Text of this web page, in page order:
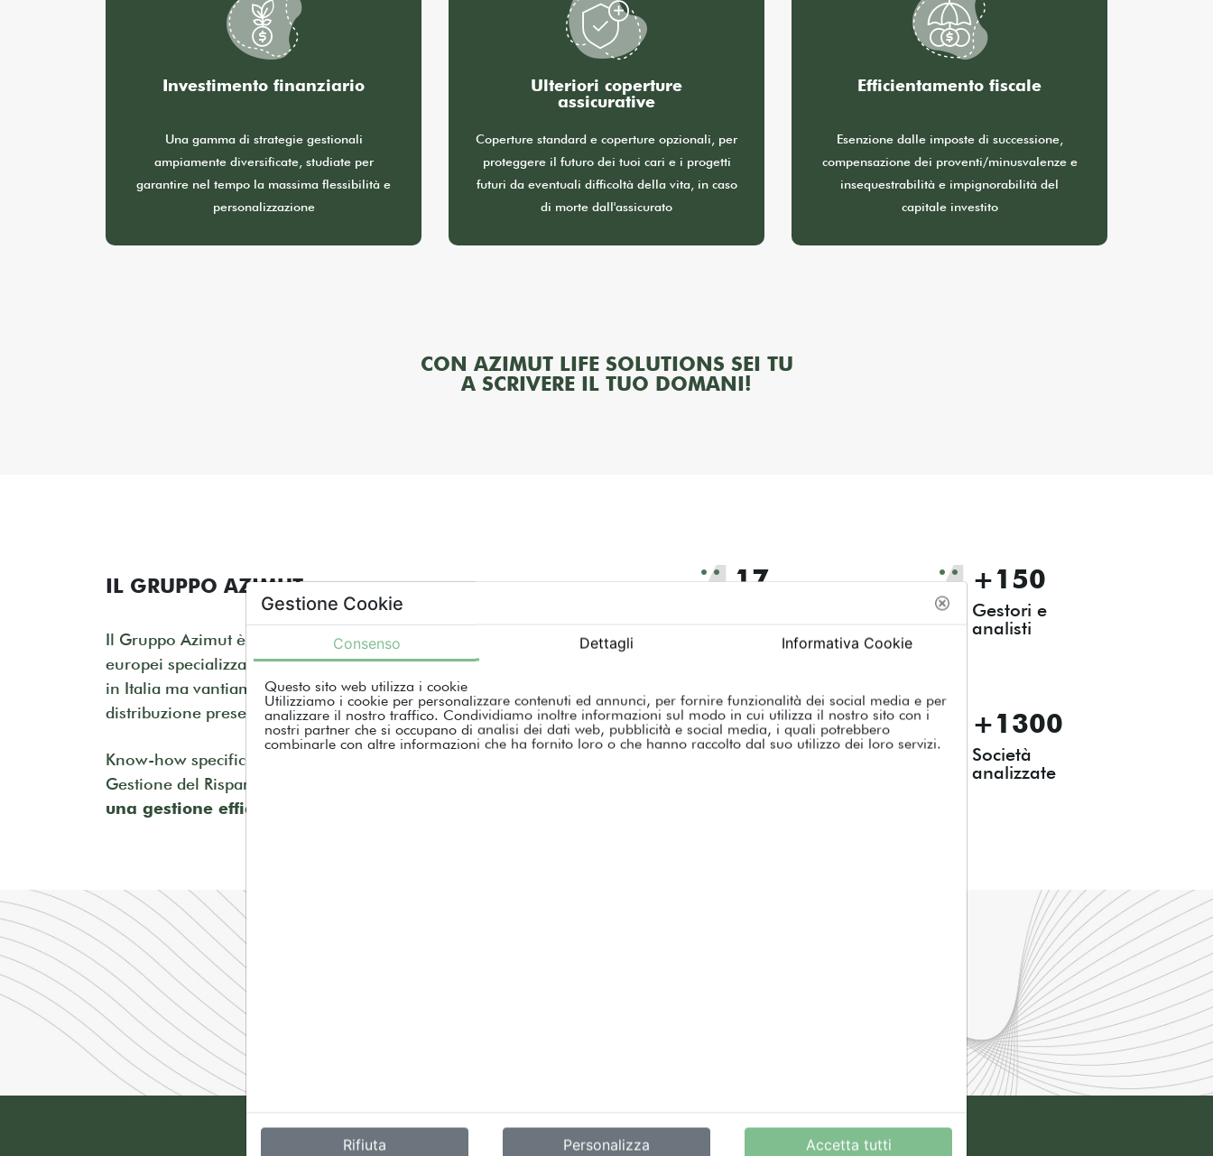
Investimento finanziario
Una gamma di strategie gestionali
ampiamente diversificate, studiate per
garantire nel tempo la massima flessibilità e
personalizzazione
Ulteriori coperture
assicurative
Coperture standard e coperture opzionali, per
proteggere il futuro dei tuoi cari e i progetti
futuri da eventuali difficoltà della vita, in caso
di morte dall'assicurato
Efficientamento fiscale
Esenzione dalle imposte di successione,
compensazione dei proventi/minusvalenze e
insequestrabilità e impignorabilità del
capitale investito
CON AZIMUT LIFE SOLUTIONS SEI TU
A SCRIVERE IL TUO DOMANI!
IL GRUPPO AZIMUT
Il Gruppo Azimut è uno dei maggiori Asset Manager indipendenti
europei specializzati nell’ambito del risparmio gestito. Siamo nati
in Italia ma vantiamo un’impronta globale grazie a 18 centri di
distribuzione presenti in tutto il mondo.
Know-how specifici e società specializzate in differenti ambiti di
Gestione del Risparmio fanno di Azimut
una gestione efficiente e diversificata del patrimonio.
17 +150
Gestori e
analisti
18
Centri gestionali
+1300
Società
analizzate
Gestione Cookie
Consenso Dettagli Informativa Cookie
Questo sito web utilizza i cookie
Utilizziamo i cookie per personalizzare contenuti ed annunci, per fornire funzionalità dei social media e per
analizzare il nostro traffico. Condividiamo inoltre informazioni sul modo in cui utilizza il nostro sito con i
nostri partner che si occupano di analisi dei dati web, pubblicità e social media, i quali potrebbero
combinarle con altre informazioni che ha fornito loro o che hanno raccolto dal suo utilizzo dei loro servizi.
Rifiuta Personalizza Accetta tutti